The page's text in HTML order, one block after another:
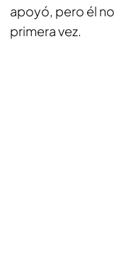
apoyó, pero él
primera vez.